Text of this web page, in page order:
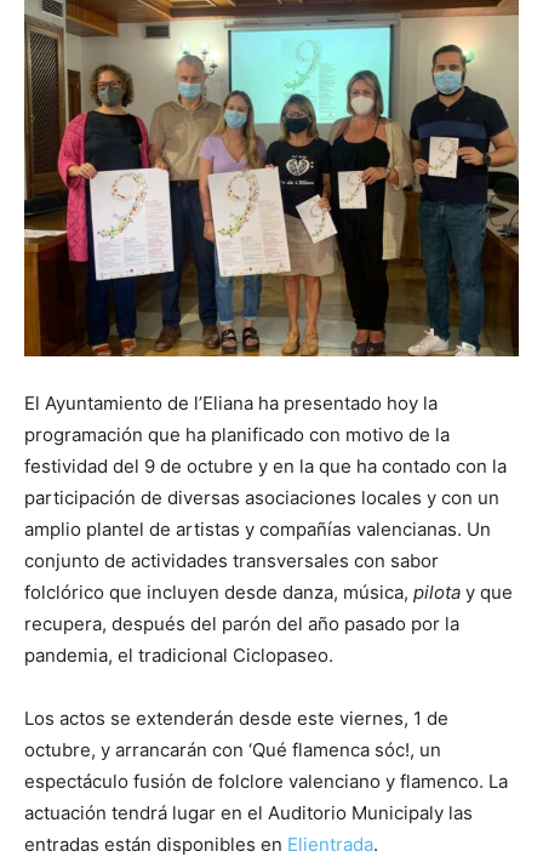
El Ayuntamiento de l’Eliana ha presentado hoy la
programación que ha planificado con motivo de la
festividad del 9 de octubre y en la que ha contado con la
participación de diversas asociaciones locales y con un
amplio plantel de artistas y compañías valencianas. Un
conjunto de actividades transversales con sabor
folclórico que incluyen desde danza, música, pilota y que
recupera, después del parón del año pasado por la
pandemia, el tradicional Ciclopaseo.
Los actos se extenderán desde este viernes, 1 de
octubre, y arrancarán con ‘Qué flamenca sóc!, un
espectáculo fusión de folclore valenciano y flamenco. La
actuación tendrá lugar en el Auditorio Municipaly las
entradas están disponibles en Elientrada.